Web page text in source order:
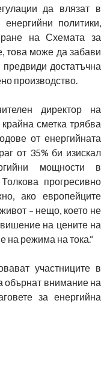
да влязат в
политики,
на Схемата за
това може да забави
достатъчна
производство.
директор на
сметка трябва
от енергийната
от 35% би изискал
мощности в
прогресивно
ако европейците
– нещо, което не
на цените на
на режима на тока.“
участниците в
обърнат внимание на
за енергийна